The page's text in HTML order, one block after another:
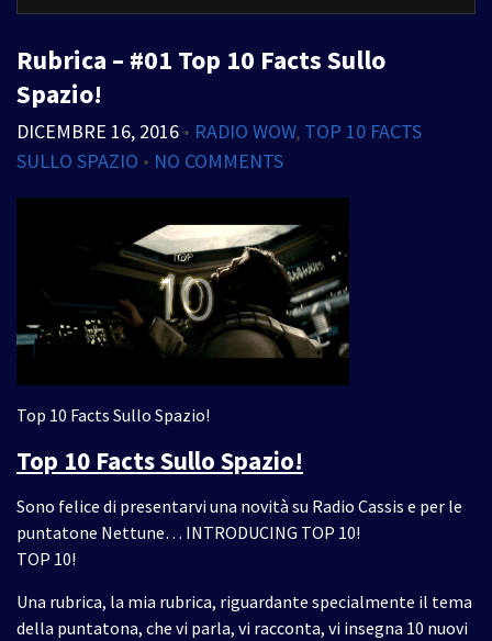
Rubrica – #01 Top 10 Facts Sullo
Spazio!
DICEMBRE 16, 2016 • RADIO WOW, TOP 10 FACTS
SULLO SPAZIO • NO COMMENTS
Top 10 Facts Sullo Spazio!
Top 10 Facts Sullo Spazio!
Sono felice di presentarvi una novità su Radio Cassis e per le
puntatone Nettune… INTRODUCING TOP 10!
TOP 10!
Una rubrica, la mia rubrica, riguardante specialmente il tema
della puntatona, che vi parla, vi racconta, vi insegna 10 nuovi